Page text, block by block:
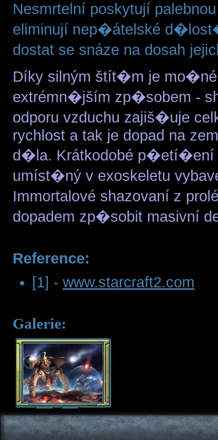
Nesmrtelní poskytují
eliminují nep�átelské
dostat se snáze na dosah
Díky silným štít�m je mo�né
extrémn�jším zp�sobem -
odporu vzduchu zajiš�uje
rychlost a tak je dopad na
d�la. Krátkodobé p�etí�ení
umíst�ný v exoskeletu
Immortalové shazovaní z
dopadem zp�sobit masivní
Reference:
[1] - www.starcraft2.com
Galerie: